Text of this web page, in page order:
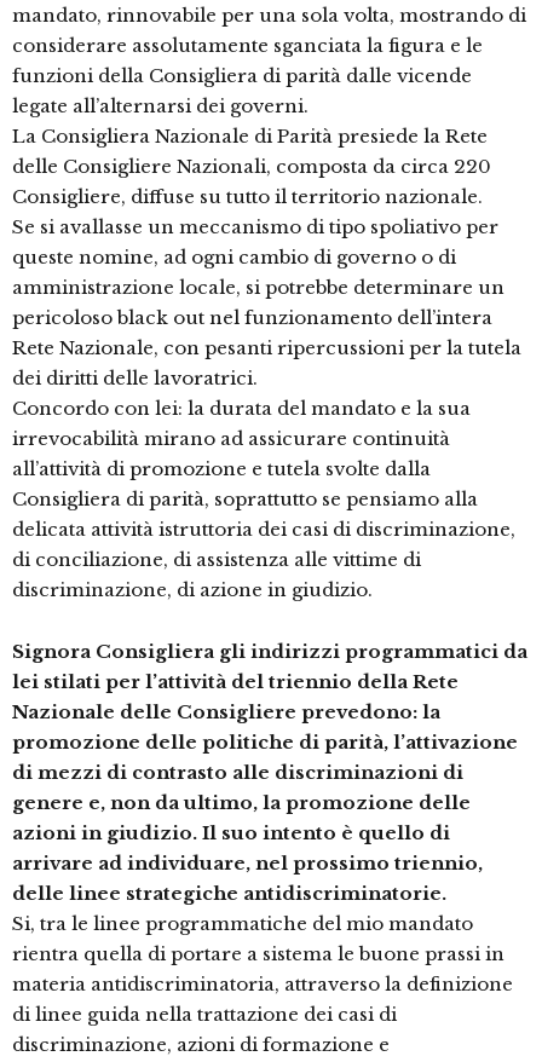
mandato, rinnovabile per una sola volta, mostrando di
considerare assolutamente sganciata la figura e le
funzioni della Consigliera di parità dalle vicende
legate all’alternarsi dei governi.
La Consigliera Nazionale di Parità presiede la Rete
delle Consigliere Nazionali, composta da circa 220
Consigliere, diffuse su tutto il territorio nazionale.
Se si avallasse un meccanismo di tipo spoliativo per
queste nomine, ad ogni cambio di governo o di
amministrazione locale, si potrebbe determinare un
pericoloso black out nel funzionamento dell’intera
Rete Nazionale, con pesanti ripercussioni per la tutela
dei diritti delle lavoratrici.
Concordo con lei: la durata del mandato e la sua
irrevocabilità mirano ad assicurare continuità
all’attività di promozione e tutela svolte dalla
Consigliera di parità, soprattutto se pensiamo alla
delicata attività istruttoria dei casi di discriminazione,
di conciliazione, di assistenza alle vittime di
discriminazione, di azione in giudizio.
Signora Consigliera gli indirizzi programmatici da
lei stilati per l’attività del triennio della Rete
Nazionale delle Consigliere prevedono: la
promozione delle politiche di parità, l’attivazione
di mezzi di contrasto alle discriminazioni di
genere e, non da ultimo, la promozione delle
azioni in giudizio. Il suo intento è quello di
arrivare ad individuare, nel prossimo triennio,
delle linee strategiche antidiscriminatorie.
Si, tra le linee programmatiche del mio mandato
rientra quella di portare a sistema le buone prassi in
materia antidiscriminatoria, attraverso la definizione
di linee guida nella trattazione dei casi di
discriminazione, azioni di formazione e